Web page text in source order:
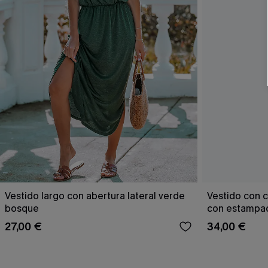
Vestido largo con abertura lateral verde
bosque
27,00 €
Vestido con
con
34,00 €